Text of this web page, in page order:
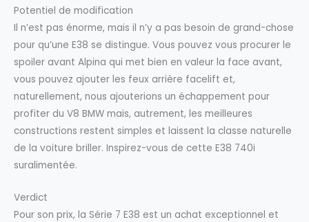
Potentiel de modification
Il n’est pas énorme, mais il n’y a pas besoin de grand-chose
pour qu’une E38 se distingue. Vous pouvez vous procurer le
spoiler avant Alpina qui met bien en valeur la face avant,
vous pouvez ajouter les feux arrière facelift et,
naturellement, nous ajouterions un échappement pour
profiter du V8 BMW mais, autrement, les meilleures
constructions restent simples et laissent la classe naturelle
de la voiture briller. Inspirez-vous de cette E38 740i
suralimentée.
Verdict
Pour son prix, la Série 7 E38 est un achat exceptionnel et